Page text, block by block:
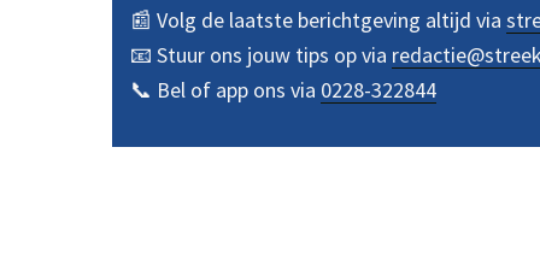
📰 Volg de laatste berichtgeving altijd via
📧 Stuur ons jouw tips op via
📞 Bel of app ons via 0228-322844